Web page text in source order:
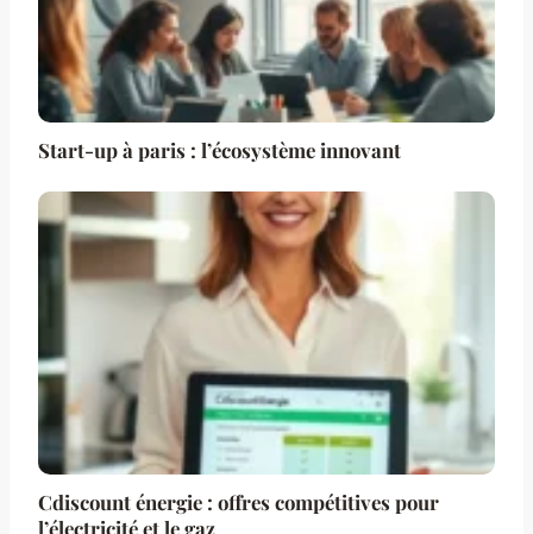
Start-up à paris : l’écosystème innovant
Cdiscount énergie : offres compétitives pour
l’électricité et le gaz